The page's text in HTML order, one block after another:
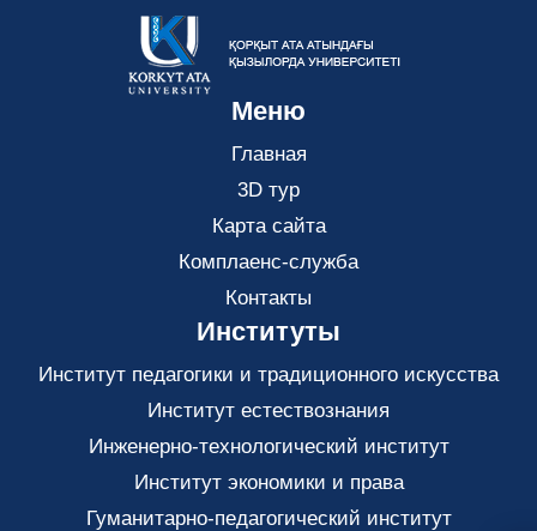
Меню
Главная
3D тур
Карта сайта
Комплаенс-служба
Контакты
Институты
Институт педагогики и традиционного искусства
Институт естествознания
Инженерно-технологический институт
Институт экономики и права
Гуманитарно-педагогический институт